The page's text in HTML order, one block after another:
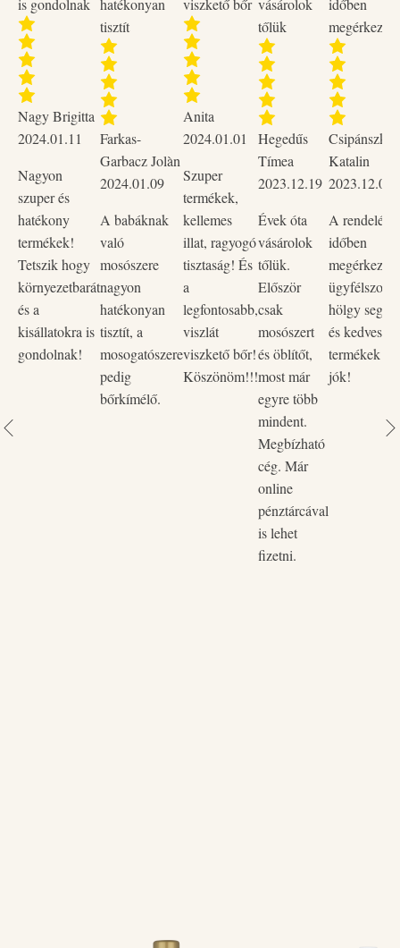
is gondolnak
Nagy Brigitta
2024.01.11
Nagyon
szuper és
hatékony
termékek!
Tetszik hogy
környezetbarát
és a
kisállatokra is
gondolnak!
hatékonyan
tisztít
Farkas-
Garbacz Jolàn
2024.01.09
A babáknak
való
mosószere
nagyon
hatékonyan
tisztít, a
mosogatószere
pedig
bőrkímélő.
viszkető bőr
Anita
2024.01.01
Szuper
termékek,
kellemes
illat, ragyogó
tisztaság! És
a
legfontosabb,
viszlát
viszkető bőr!
Köszönöm!!!
vásárolok
tőlük
Hegedűs
Tímea
2023.12.19
Évek óta
vásárolok
tőlük.
Először
csak
mosószert
és öblítőt,
most már
egyre több
mindent.
Megbízható
cég. Már
online
pénztárcával
is lehet
fizetni.
időben
megérkezett
Csipánszky
Katalin
2023.12.02
A
időben
hölgy
és kedves
termékek
jók!